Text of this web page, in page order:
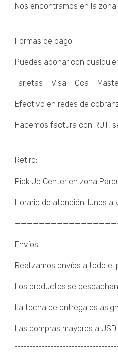
Nos encontramos en la
Formas de pago:
Puedes abonar con
Tarjetas – Visa – Oca –
Efectivo en redes de
Hacemos factura con RUT,
Retiro:
Pick Up Center en zona
Horario de atención: lunes a
Envíos:
Realizamos envíos a todo el
Los productos se
La fecha de entrega es
Las compras mayores a